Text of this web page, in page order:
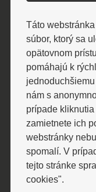
BOWLING
Bowling bar
vyžitie tri
dráhy a
pri káve
Táto
súbor, ktorý sa
opätovnom
pomáhajú k
nám s
prípade
zamietnete ich
webstránky
spomalí. V
tejto stránke
cookies".